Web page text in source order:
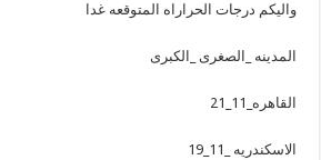
واليكم درجات الحراراه المتوقعه غدا
المدينه _الصغرى _الكبرى
القاهره_11_21
الاسكندريه _11_19